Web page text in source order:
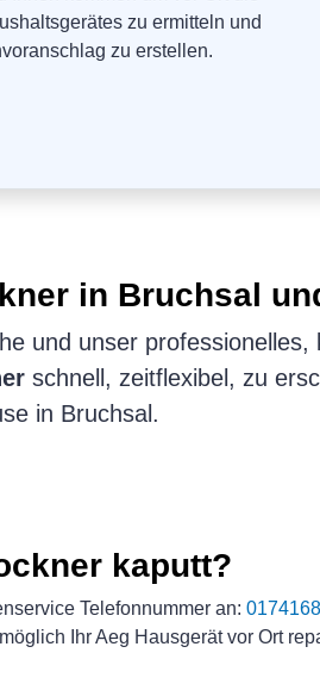
zu ermitteln und
zu erstellen.
in Bruchsal
und unser
schnell, zeitflexibel, zu
in Bruchsal.
kaputt?
Telefonnummer an:
Ihr Aeg Hausgerät vor Ort